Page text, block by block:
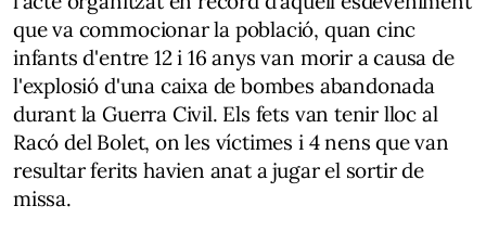
que va commocionar la població, quan cinc
infants d'entre 12 i 16 anys van morir a causa de
l'explosió d'una caixa de bombes abandonada
durant la Guerra Civil. Els fets van tenir lloc al
Racó del Bolet, on les víctimes i 4 nens que van
resultar ferits havien anat a jugar el sortir de
missa.